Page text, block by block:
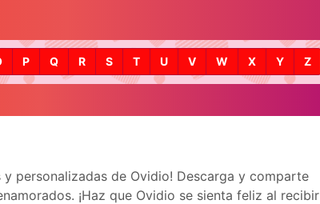
P Q R S T U V W X Y Z
y personalizadas de Ovidio! Descarga y comparte
¡Haz que Ovidio se sienta feliz al recibir